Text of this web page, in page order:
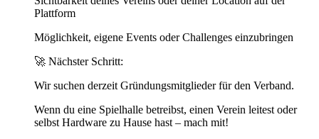
Plattform
Möglichkeit, eigene Events oder Challenges einzubringen
🚀 Nächster Schritt:
Wir suchen derzeit Gründungsmitglieder für den Verband.
Wenn du eine Spielhalle betreibst, einen Verein leitest oder
selbst Hardware zu Hause hast – mach mit!